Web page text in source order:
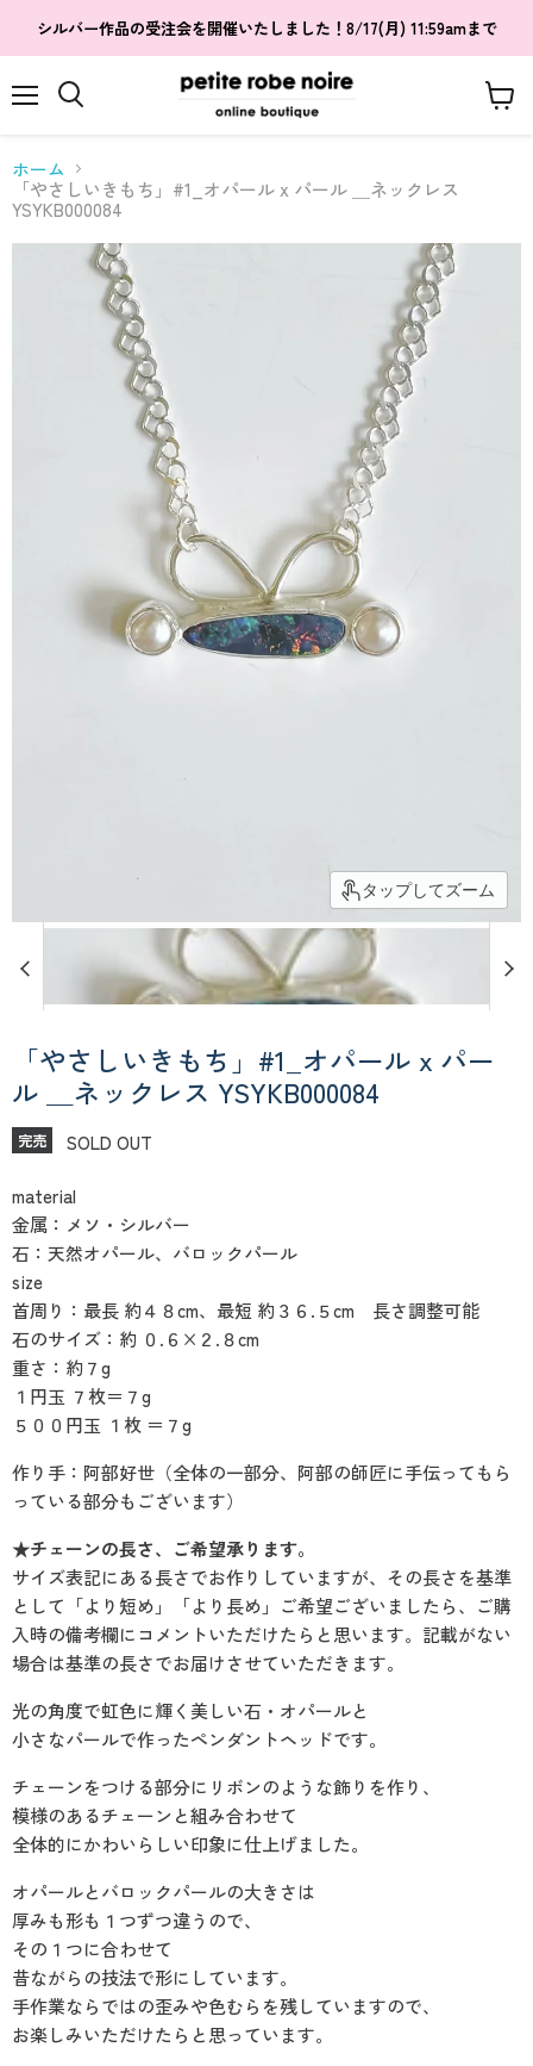
シルバー作品の受注会を開催いたしました！8/17(月) 11:59amまで
ー
る
ホーム
「やさしいきもち」#1_オパール x パール ＿ネックレス
YSYKB000084
タップしてズーム
「やさしいきもち」#1_オパール x パー
ル ＿ネックレス YSYKB000084
完売 SOLD OUT
material
金属：メソ・シルバー
石：天然オパール、バロックパール
size
首周り：最長 約４８cm、最短 約３６.５cm 長さ調整可能
石のサイズ：約 ０.６×２.８cm
重さ：約７g
１円玉 ７枚＝７g
５００円玉 １枚 ＝７g
作り手：阿部好世（全体の一部分、阿部の師匠に手伝ってもら
っている部分もございます）
★チェーンの長さ、ご希望承ります。
サイズ表記にある長さでお作りしていますが、その長さを基準
として「より短め」「より長め」ご希望ございましたら、ご購
入時の備考欄にコメントいただけたらと思います。記載がない
場合は基準の長さでお届けさせていただきます。
光の角度で虹色に輝く美しい石・オパールと
小さなパールで作ったペンダントヘッドです。
チェーンをつける部分にリボンのような飾りを作り、
模様のあるチェーンと組み合わせて
全体的にかわいらしい印象に仕上げました。
オパールとバロックパールの大きさは
厚みも形も１つずつ違うので、
その１つに合わせて
昔ながらの技法で形にしています。
手作業ならではの歪みや色むらを残していますので、
お楽しみいただけたらと思っています。